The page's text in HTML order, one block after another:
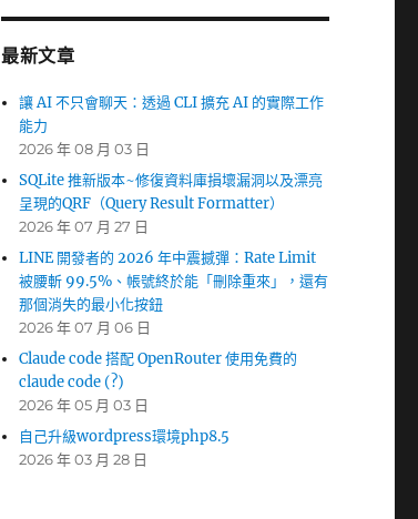
最新文章
讓 AI 不只會聊天：透過 CLI 擴充 AI 的實際工作
能力
2026 年 08 月 03 日
SQLite 推新版本~修復資料庫損壞漏洞以及漂亮
呈現的QRF（Query Result Formatter）
2026 年 07 月 27 日
LINE 開發者的 2026 年中震撼彈：Rate Limit
被腰斬 99.5%、帳號終於能「刪除重來」，還有
那個消失的最小化按鈕
2026 年 07 月 06 日
Claude code 搭配 OpenRouter 使用免費的
claude code (?)
2026 年 05 月 03 日
自己升級wordpress環境php8.5
2026 年 03 月 28 日